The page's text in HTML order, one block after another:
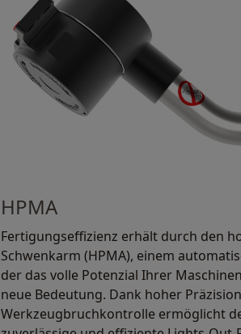
HPMA
Fertigungseffizienz erhält durch den
Schwenkarm (HPMA), einem
der das volle Potenzial Ihrer
neue Bedeutung. Dank hoher
Werkzeugbruchkontrolle ermöglicht